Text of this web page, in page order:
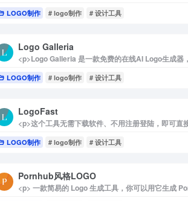
LOGO制作 # logo制作 # 设计工具
Logo Galleria
LOGO制作 # logo制作 # 设计工具
LogoFast
LOGO制作 # logo制作 # 设计工具
Pornhub风格LOGO